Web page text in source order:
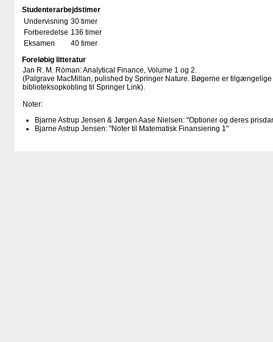
Studenterarbejdstimer
Undervisning 30 timer
Forberedelse 136 timer
Eksamen
40 timer
Foreløbig litteratur
Jan R. M. Röman: Analytical Finance, Volume 1 og 2.
(Palgrave MacMillan, pulished by Springer Nature. Bøgerne er
biblioteksopkobling til Springer Link).
Noter:
Bjarne Astrup Jensen & Jørgen Aase Nielsen: "Optioner og deres
Bjarne Astrup Jensen: "Noter til Matematisk Finansiering 1"